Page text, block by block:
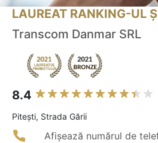
LAUREAT RANKING-UL
Transcom Danmar SRL
8.4
Piteşti, Strada Gării
Afișează numărul de